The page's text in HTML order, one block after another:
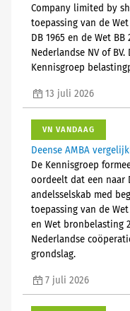
Company limited by
toepassing van de Wet
DB 1965 en de Wet
Nederlandse NV of
Kennisgroep
13 juli 2026
VN VANDAAG
Deense AMBA
De Kennisgroep
oordeelt dat een naar
andelsselskab med
toepassing van de Wet
en Wet bronbelasting
Nederlandse
grondslag.
7 juli 2026